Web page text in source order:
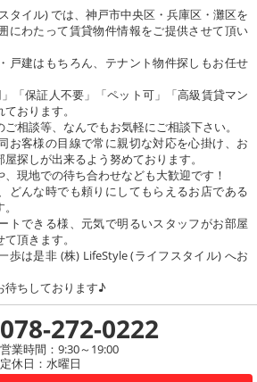
タイル) では、神戸市中央区・兵庫区・灘区を
にわたって賃貸物件情報をご提供させて頂い
戸建はもちろん、テナント物件探しもお任せ
「保証人不要」「ペット可」「高級賃貸マン
おります。
相談等、なんでもお気軽にご相談下さい。
お客様の目線で常に親切な対応を心掛け、お
探しが出来るよう努めております。
現地での待ち合わせなども大歓迎です！
どんな時でも頼りにしてもらえるお店である
トできる様、元気で明るいスタッフがお部屋
頂きます。
歩は是非 (株) LifeStyle (ライフスタイル) へお
待ちしております♪
078-272-0222
営業時間：9:30～19:00
定休日：水曜日